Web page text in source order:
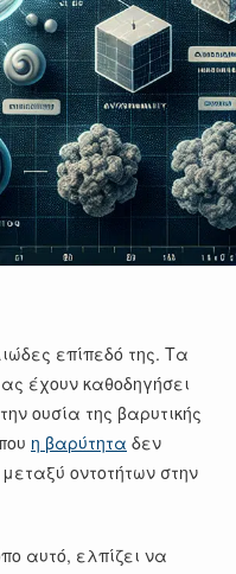
επίπεδό της. Τα
έχουν καθοδηγήσει
ουσία της βαρυτικής
η βαρύτητα δεν
οντοτήτων στην
αυτό, ελπίζει να